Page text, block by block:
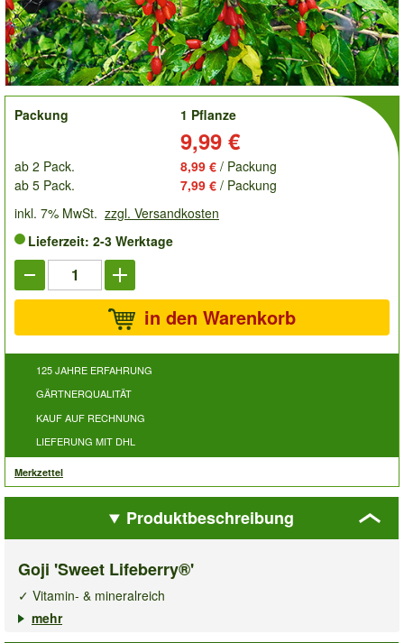
order
Packung
1 Pflanze
9,99 €
ab 2 Pack. 8,99 € / Packung
ab 5 Pack.
7,99 € / Packung
inkl. 7% MwSt. zzgl. Versandkosten
Lieferzeit: 2-3 Werktage
in den Warenkorb
125 JAHRE ERFAHRUNG
GÄRTNERQUALITÄT
KAUF AUF RECHNUNG
LIEFERUNG MIT DHL
Merkzettel
Produktbeschreibung
Goji 'Sweet Lifeberry®'
✓ Vitamin- & mineralreich
✓ Bringt sehr viele Früchte
mehr